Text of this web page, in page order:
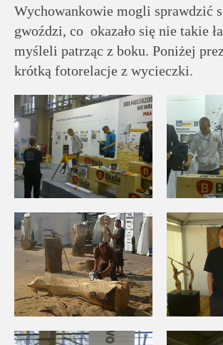
Deklaracja
dostępności
Wychowankowie mogli sprawdzić
gwoździ, co okazało się nie takie
myśleli patrząc z boku. Poniżej
krótką fotorelacje z wycieczki.